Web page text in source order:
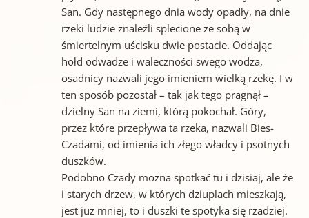
San. Gdy następnego dnia wody opadły, na dnie
rzeki ludzie znaleźli splecione ze sobą w
śmiertelnym uścisku dwie postacie. Oddając
hołd odwadze i waleczności swego wodza,
osadnicy nazwali jego imieniem wielką rzekę. I w
ten sposób pozostał – tak jak tego pragnął –
dzielny San na ziemi, którą pokochał. Góry,
przez które przepływa ta rzeka, nazwali Bies-
Czadami, od imienia ich złego władcy i psotnych
duszków.
Podobno Czady można spotkać tu i dzisiaj, ale że
i starych drzew, w których dziuplach mieszkają,
jest już mniej, to i duszki te spotyka się rzadziej.